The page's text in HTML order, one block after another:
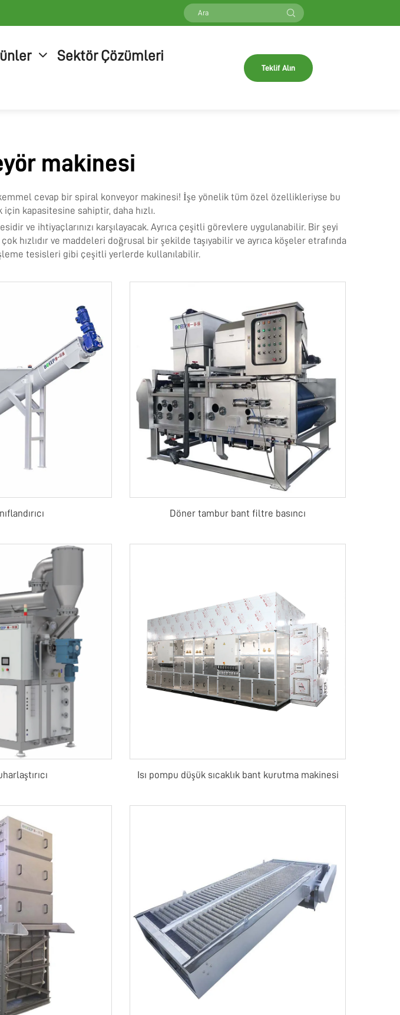
Sektör Çözümleri
Teklif Alın
makinesi
cevap bir spiral konveyor makinesi! İşe yönelik tüm özel özellikleriyse bu
kapasitesine sahiptir, daha hızlı.
ve ihtiyaçlarınızı karşılayacak. Ayrıca çeşitli görevlere uygulanabilir. Bir şeyi
hızlıdır ve maddeleri doğrusal bir şekilde taşıyabilir ve ayrıca köşeler etrafında
tesisleri gibi çeşitli yerlerde kullanılabilir.
Döner tambur bant filtre basıncı
Isı pompu düşük sıcaklık bant kurutma makinesi